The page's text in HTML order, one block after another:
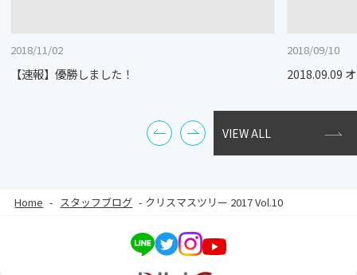
2018/11/02
【速報】優勝しました！
2018/09/10
2018.09.09
VIEW ALL
Home - スタッフブログ - クリスマスツリー 2017 Vol.10